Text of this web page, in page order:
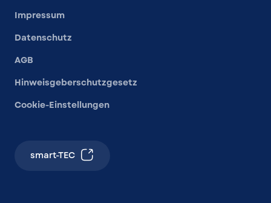
Impressum
Datenschutz
AGB
Hinweisgeberschutzgesetz
Cookie-Einstellungen
smart-TEC